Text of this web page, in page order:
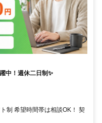
中！週休二日制✨
制 希望時間帯は相談OK！ 契